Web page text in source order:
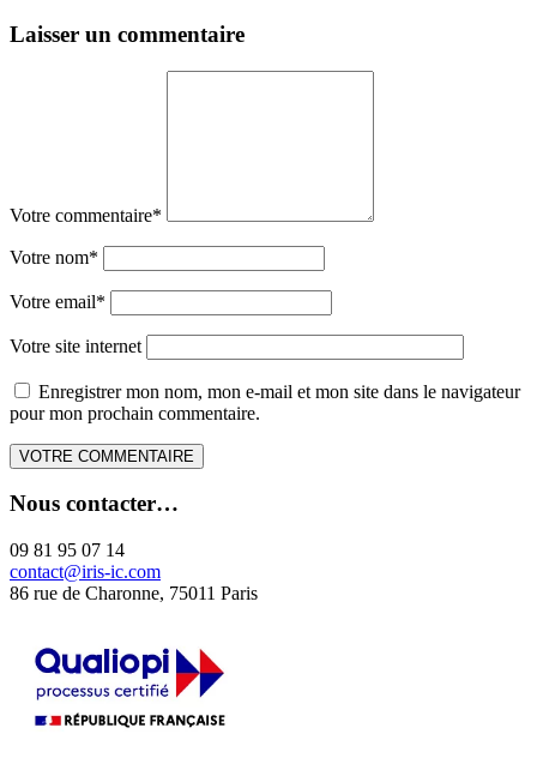
Laisser un commentaire
Votre commentaire*
Votre nom*
Votre email*
Votre site internet
Enregistrer mon nom, mon e-mail et mon site dans le navigateur
pour mon prochain commentaire.
Nous contacter…
09 81 95 07 14
contact@iris-ic.com
86 rue de Charonne, 75011 Paris